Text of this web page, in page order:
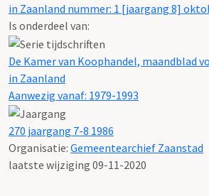
in Zaanland nummer: 1 [jaargang 8]
Is onderdeel van:
De Kamer van Koophandel, maandblad
in Zaanland
Aanwezig vanaf: 1979-1993
270 jaargang 7-8 1986
Organisatie: Gemeentearchief Zaanstad
laatste wijziging 09-11-2020